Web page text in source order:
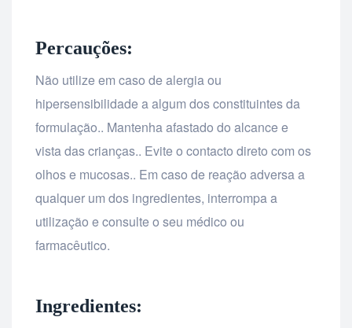
Percauções:
Não utilize em caso de alergia ou
hipersensibilidade a algum dos constituintes da
formulação.. Mantenha afastado do alcance e
vista das crianças.. Evite o contacto direto com os
olhos e mucosas.. Em caso de reação adversa a
qualquer um dos ingredientes, interrompa a
utilização e consulte o seu médico ou
farmacêutico.
Ingredientes: